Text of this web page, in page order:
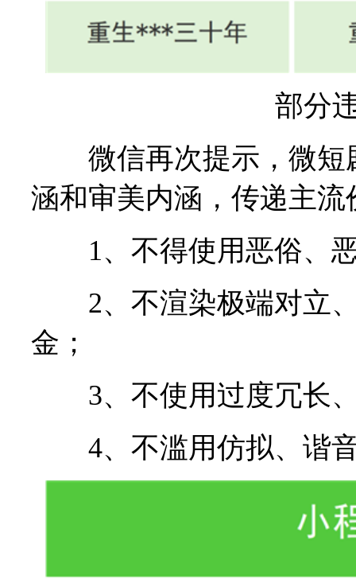
部分
微信再次提示，微短
涵和审美内涵，传递主
1、不得使用恶俗、恶
2、不渲染极端对立、
金；
3、不使用过度冗长、
4、不滥用仿拟、谐音